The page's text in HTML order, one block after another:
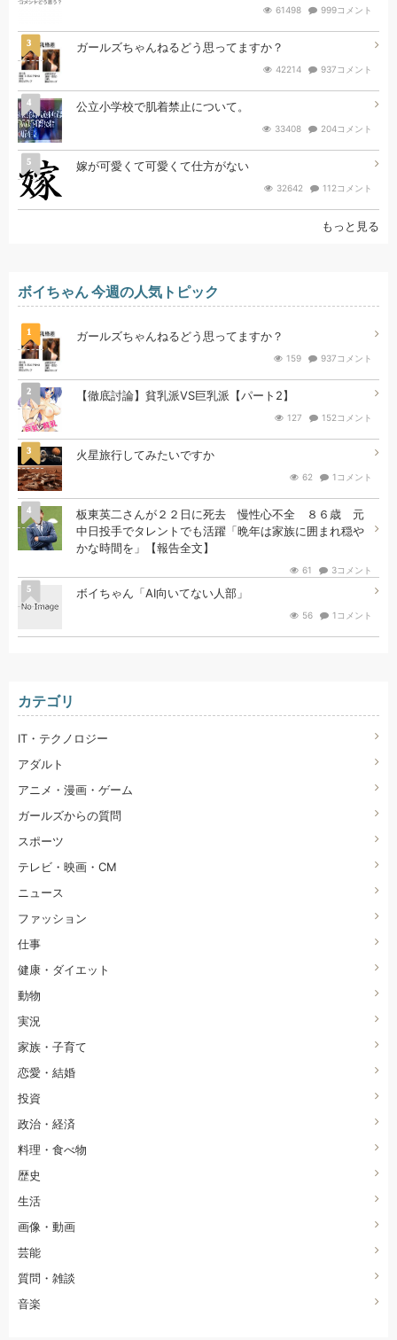
61498 999コメント
3 ガールズちゃんねるどう思ってますか？
42214 937コメント
4 公立小学校で肌着禁止について。
33408 204コメント
5 嫁が可愛くて可愛くて仕方がない
32642 112コメント
もっと見る
ボイちゃん 今週の人気トピック
1 ガールズちゃんねるどう思ってますか？
159 937コメント
2 【徹底討論】貧乳派VS巨乳派【パート2】
127 152コメント
3 火星旅行してみたいですか
62 1コメント
4
板東英二さんが２２日に死去 慢性心不全 ８６歳 元
中日投手でタレントでも活躍「晩年は家族に囲まれ穏や
かな時間を」【報告全文】
61 3コメント
5 ボイちゃん「AI向いてない人部」
56 1コメント
カテゴリ
IT・テクノロジー
アダルト
アニメ・漫画・ゲーム
ガールズからの質問
スポーツ
テレビ・映画・CM
ニュース
ファッション
仕事
健康・ダイエット
動物
実況
家族・子育て
恋愛・結婚
投資
政治・経済
料理・食べ物
歴史
生活
画像・動画
芸能
質問・雑談
音楽